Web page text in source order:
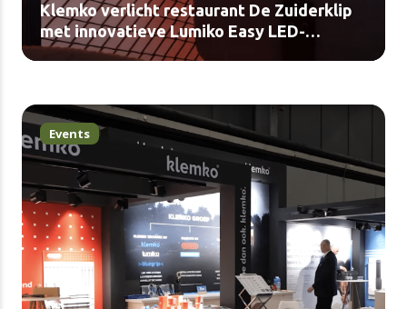
Klemko verlicht restaurant De Zuiderklip
met innovatieve Lumiko Easy LED-
producten (video)
Events